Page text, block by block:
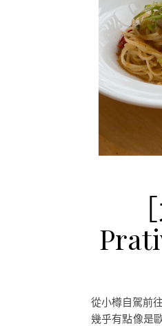
從小樽自駕前
幾乎有點像是